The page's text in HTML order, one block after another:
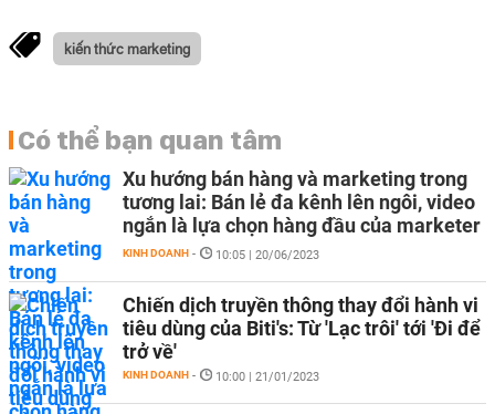
kiến thức marketing
Có thể bạn quan tâm
Xu hướng bán hàng và marketing trong
tương lai: Bán lẻ đa kênh lên ngôi, video
ngắn là lựa chọn hàng đầu của marketer
KINH DOANH - 10:05 | 20/06/2023
Chiến dịch truyền thông thay đổi hành vi
tiêu dùng của Biti's: Từ 'Lạc trôi' tới 'Đi để
trở về'
KINH DOANH - 10:00 | 21/01/2023